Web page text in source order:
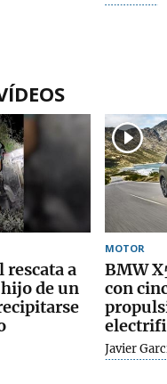
rescata a
de un
MOTOR
BMW
con
Javier